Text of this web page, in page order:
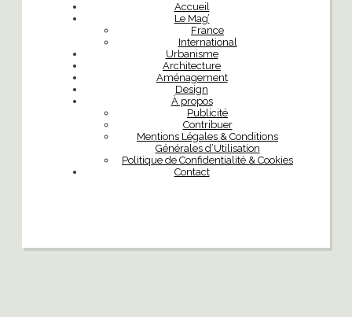
Accueil
Le Mag’
France
International
Urbanisme
Architecture
Aménagement
Design
À propos
Publicité
Contribuer
Mentions Légales & Conditions
Générales d’Utilisation
Politique de Confidentialité & Cookies
Contact